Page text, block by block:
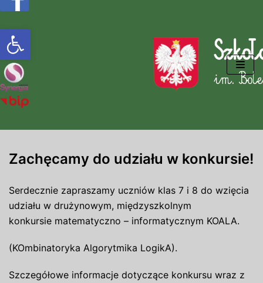
Otwórz pasek narzędzi
Przejdź
do
treści
Zachęcamy do udziału w konkursie!
Serdecznie zapraszamy uczniów klas 7 i 8 do wzięcia
udziału w drużynowym, międzyszkolnym
konkursie matematyczno – informatycznym KOALA.
(KOmbinatoryka Algorytmika LogikA).
Szczegółowe informacje dotyczące konkursu wraz z